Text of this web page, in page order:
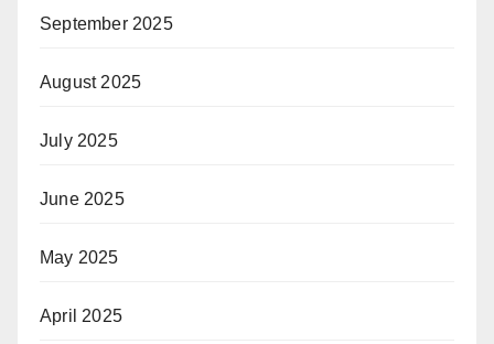
September 2025
August 2025
July 2025
June 2025
May 2025
April 2025